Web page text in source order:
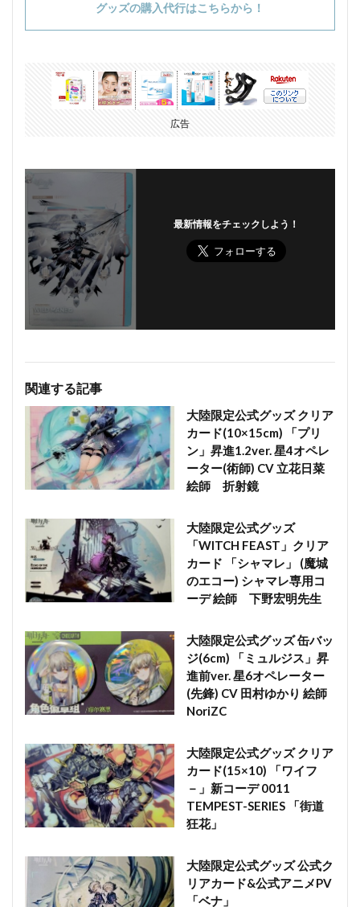
グッズの購入代行はこちらから！
広告
最新情報をチェックしよう！
関連する記事
大陸限定公式グッズ クリア
カード(10×15cm) 「プリ
ン」昇進1.2ver. 星4オペレ
ーター(術師) CV 立花日菜
絵師 折射鏡
大陸限定公式グッズ
「WITCH FEAST」クリア
カード 「シャマレ」 (魔城
のエコー) シャマレ専用コ
ーデ 絵師 下野宏明先生
大陸限定公式グッズ 缶バッ
ジ(6cm) 「ミュルジス」昇
進前ver. 星6オペレーター
(先鋒) CV 田村ゆかり 絵師
NoriZC
大陸限定公式グッズ クリア
カード(15×10) 「ワイフ
－」新コーデ 0011
TEMPEST-SERIES 「街道
狂花」
大陸限定公式グッズ 公式ク
リアカード&公式アニメPV
「ベナ」